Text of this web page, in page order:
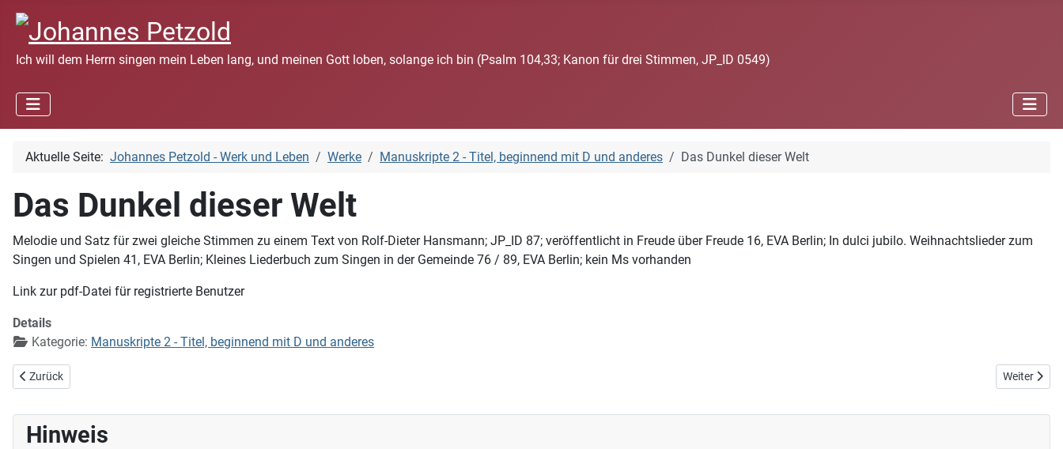
Ich will dem Herrn singen mein Leben lang, und meinen Gott loben, solange ich bin (Psalm 104,33; Kanon für drei Stimmen, JP_ID 0549)
Aktuelle Seite: Johannes Petzold - Werk und Leben Werke Manuskripte 2 - Titel, beginnend mit D und anderes Das Dunkel dieser Welt
Das Dunkel dieser Welt
Melodie und Satz für zwei gleiche Stimmen zu einem Text von Rolf-Dieter Hansmann; JP_ID 87; veröffentlicht in Freude über Freude 16, EVA Berlin; In dulci jubilo. Weihnachtslieder zum
Singen und Spielen 41, EVA Berlin; Kleines Liederbuch zum Singen in der Gemeinde 76 / 89, EVA Berlin; kein Ms vorhanden
Link zur pdf-Datei für registrierte Benutzer
Details
Kategorie: Manuskripte 2 - Titel, beginnend mit D und anderes
Vorheriger Beitrag: Das alte Jahr vergangen ist (EG 59)
Zurück Nächster
Weiter
Hinweis